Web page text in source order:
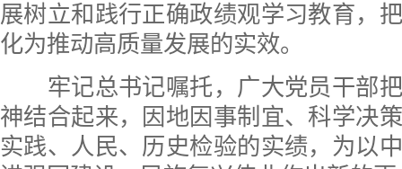
展树立和践行正确政绩观学习教育，
化为推动高质量发展的实效。
牢记总书记嘱托，广大党员干部把
神结合起来，因地因事制宜、科学决
实践、人民、历史检验的实绩，为以